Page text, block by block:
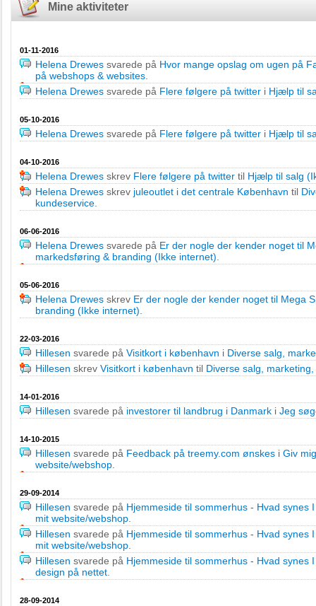
Mine aktiviteter
01-11-2016
Helena Drewes svarede på Hvor mange opslag om ugen på
på webshops & websites
Helena Drewes svarede på Flere følgere på twitter i Hjælp til
05-10-2016
Helena Drewes svarede på Flere følgere på twitter i Hjælp til
04-10-2016
Helena Drewes skrev Flere følgere på twitter til Hjælp til salg
Helena Drewes skrev juleoutlet i det centrale København til
kundeservice
06-06-2016
Helena Drewes svarede på Er der nogle der kender noget til
markedsføring & branding (Ikke internet)
05-06-2016
Helena Drewes skrev Er der nogle der kender noget til Mega
branding (Ikke internet)
22-03-2016
Hillesen svarede på Visitkort i københavn i Diverse salg,
Hillesen skrev Visitkort i københavn til Diverse salg,
14-01-2016
Hillesen svarede på investorer til landbrug i Danmark i Jeg
14-10-2015
Hillesen svarede på Feedback på treemy.com ønskes i Giv
website/webshop
29-09-2014
Hillesen svarede på Hjemmeside til sommerhus - Hvad synes
mit website/webshop
Hillesen svarede på Hjemmeside til sommerhus - Hvad synes
mit website/webshop
Hillesen svarede på Hjemmeside til sommerhus - Hvad synes
design på nettet
28-09-2014